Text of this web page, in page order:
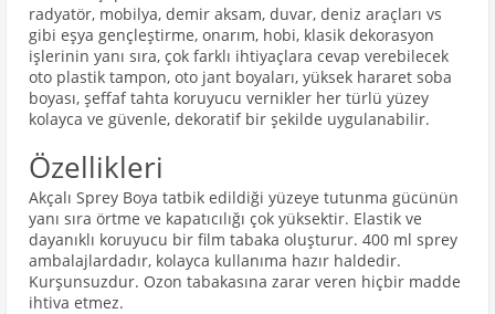
radyatör, mobilya, demir aksam, duvar, deniz araçları vs
gibi eşya gençleştirme, onarım, hobi, klasik dekorasyon
işlerinin yanı sıra, çok farklı ihtiyaçlara cevap verebilecek
oto plastik tampon, oto jant boyaları, yüksek hararet soba
boyası, şeffaf tahta koruyucu vernikler her türlü yüzey
kolayca ve güvenle, dekoratif bir şekilde uygulanabilir.
Özellikleri
Akçalı Sprey Boya tatbik edildiği yüzeye tutunma gücünün
yanı sıra örtme ve kapatıcılığı çok yüksektir. Elastik ve
dayanıklı koruyucu bir film tabaka oluşturur. 400 ml sprey
ambalajlardadır, kolayca kullanıma hazır haldedir.
Kurşunsuzdur. Ozon tabakasına zarar veren hiçbir madde
ihtiva etmez.